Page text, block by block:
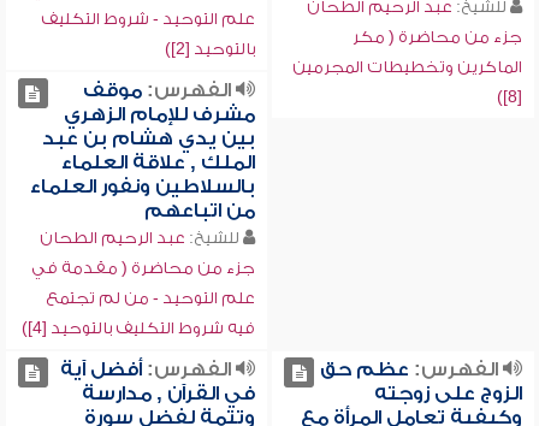
للشيخ: عبد الرحيم الطحان
جزء من محاضرة ( مكر
الماكرين وتخطيطات المجرمين
[8])
علم التوحيد - شروط التكليف
بالتوحيد [2])
الفهرس:موقف
مشرف للإمام الزهري
بين يدي هشام بن عبد
الملك , علاقة العلماء
بالسلاطين ونفور العلماء
من اتباعهم
للشيخ: عبد الرحيم الطحان
جزء من محاضرة ( مقدمة في
علم التوحيد - من لم تجتمع
فيه شروط التكليف بالتوحيد [4])
الفهرس: عظم حق
الزوج على زوجته
وكيفية تعامل المرأة مع
الفهرس:أفضل آية
في القرآن , مدارسة
وتتمة لفضل سورة